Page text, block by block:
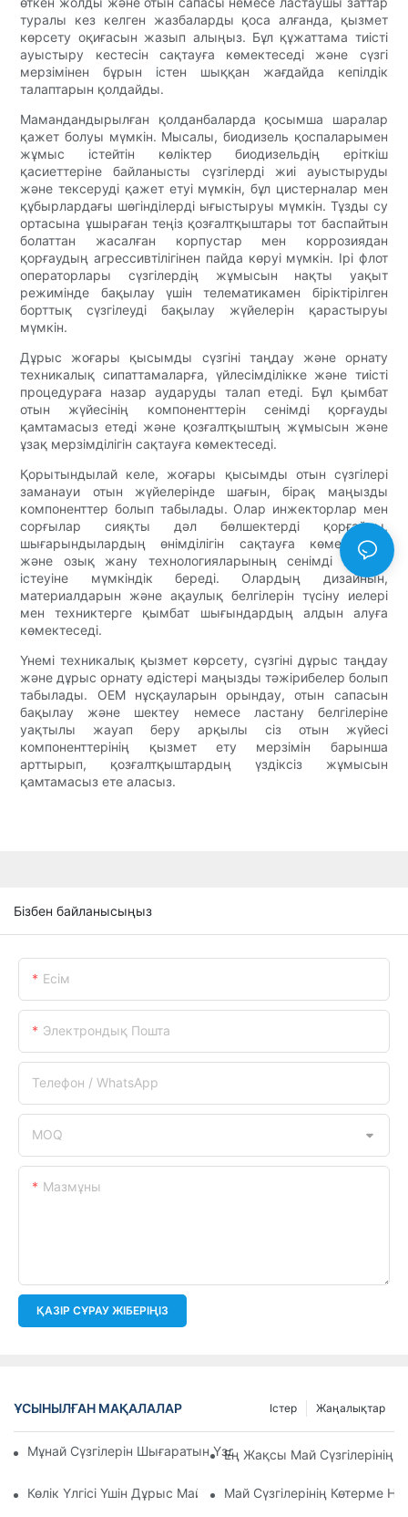
туралы кез келген жазбаларды қоса алғанда, қызмет
көрсету оқиғасын жазып алыңыз. Бұл құжаттама тиісті
ауыстыру кестесін сақтауға көмектеседі және сүзгі
мерзімінен бұрын істен шыққан жағдайда кепілдік
талаптарын қолдайды.
Мамандандырылған қолданбаларда қосымша шаралар
қажет болуы мүмкін. Мысалы, биодизель қоспаларымен
жұмыс істейтін көліктер биодизельдің еріткіш
қасиеттеріне байланысты сүзгілерді жиі ауыстыруды
және тексеруді қажет етуі мүмкін, бұл цистерналар мен
құбырлардағы шөгінділерді ығыстыруы мүмкін. Тұзды су
ортасына ұшыраған теңіз қозғалтқыштары тот баспайтын
болаттан жасалған корпустар мен коррозиядан
қорғаудың агрессивтілігінен пайда көруі мүмкін. Ірі флот
операторлары сүзгілердің жұмысын нақты уақыт
режимінде бақылау үшін телематикамен біріктірілген
борттық сүзгілеуді бақылау жүйелерін қарастыруы
мүмкін.
Дұрыс жоғары қысымды сүзгіні таңдау және орнату
техникалық сипаттамаларға, үйлесімділікке және тиісті
процедураға назар аударуды талап етеді. Бұл қымбат
отын жүйесінің компоненттерін сенімді қорғауды
қамтамасыз етеді және қозғалтқыштың жұмысын және
ұзақ мерзімділігін сақтауға көмектеседі.
Қорытындылай келе, жоғары қысымды отын сүзгілері
заманауи отын жүйелерінде шағын, бірақ маңызды
компоненттер болып табылады. Олар инжекторлар мен
сорғылар сияқты дәл бөлшектерді қорғайды,
шығарындылардың өнімділігін сақтауға көмектеседі
және озық жану технологияларының сенімді жұмыс
істеуіне мүмкіндік береді. Олардың дизайнын,
материалдарын және ақаулық белгілерін түсіну иелері
мен техниктерге қымбат шығындардың алдын алуға
көмектеседі.
Үнемі техникалық қызмет көрсету, сүзгіні дұрыс таңдау
және дұрыс орнату әдістері маңызды тәжірибелер болып
табылады. OEM нұсқауларын орындау, отын сапасын
бақылау және шектеу немесе ластану белгілеріне
уақтылы жауап беру арқылы сіз отын жүйесі
компоненттерінің қызмет ету мерзімін барынша
арттырып, қозғалтқыштардың үздіксіз жұмысын
қамтамасыз ете аласыз.
Бізбен байланысыңыз
Есім
Электрондық Пошта
Телефон / WhatsApp
MOQ
Мазмұны
ҚАЗІР СҰРАУ ЖІБЕРІҢІЗ
ҰСЫНЫЛҒАН МАҚАЛАЛАР Жаңалықтар
Істер
Мұнай Сүзгілерін Шығаратын Үздік Компаниялар: Жан-
Ең Жақсы Май Сүзгілерінің
Көлік Үлгісі Үшін Дұрыс Май Сүзгісін Таңдау: Негізгі Ойлар
Май Сүзгілерінің Көтерме